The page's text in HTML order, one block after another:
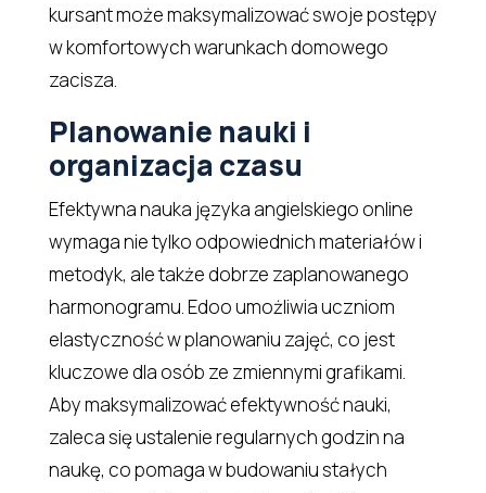
kursant może maksymalizować swoje postępy
w komfortowych warunkach domowego
zacisza.
Planowanie nauki i
organizacja czasu
Efektywna nauka języka angielskiego online
wymaga nie tylko odpowiednich materiałów i
metodyk, ale także dobrze zaplanowanego
harmonogramu. Edoo umożliwia uczniom
elastyczność w planowaniu zajęć, co jest
kluczowe dla osób ze zmiennymi grafikami.
Aby maksymalizować efektywność nauki,
zaleca się ustalenie regularnych godzin na
naukę, co pomaga w budowaniu stałych